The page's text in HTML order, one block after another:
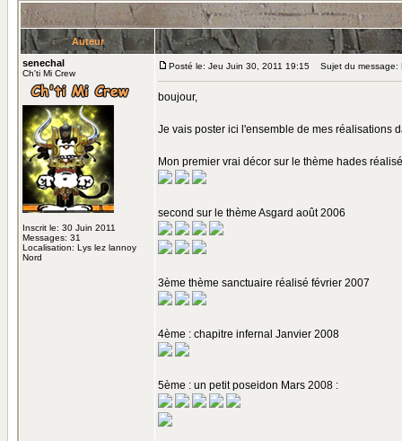
Auteur
senechal
Ch'ti Mi Crew
Inscrit le: 30 Juin 2011
Messages: 31
Localisation: Lys lez lannoy
Nord
Posté le: Jeu Juin 30, 2011 19:15 Sujet du message:
boujour,
Je vais poster ici l'ensemble de mes réalisations
Mon premier vrai décor sur le thème hades
second sur le thème Asgard août 2006
3ème thème sanctuaire réalisé février 2007
4ème : chapitre infernal Janvier 2008
5ème : un petit poseidon Mars 2008 :